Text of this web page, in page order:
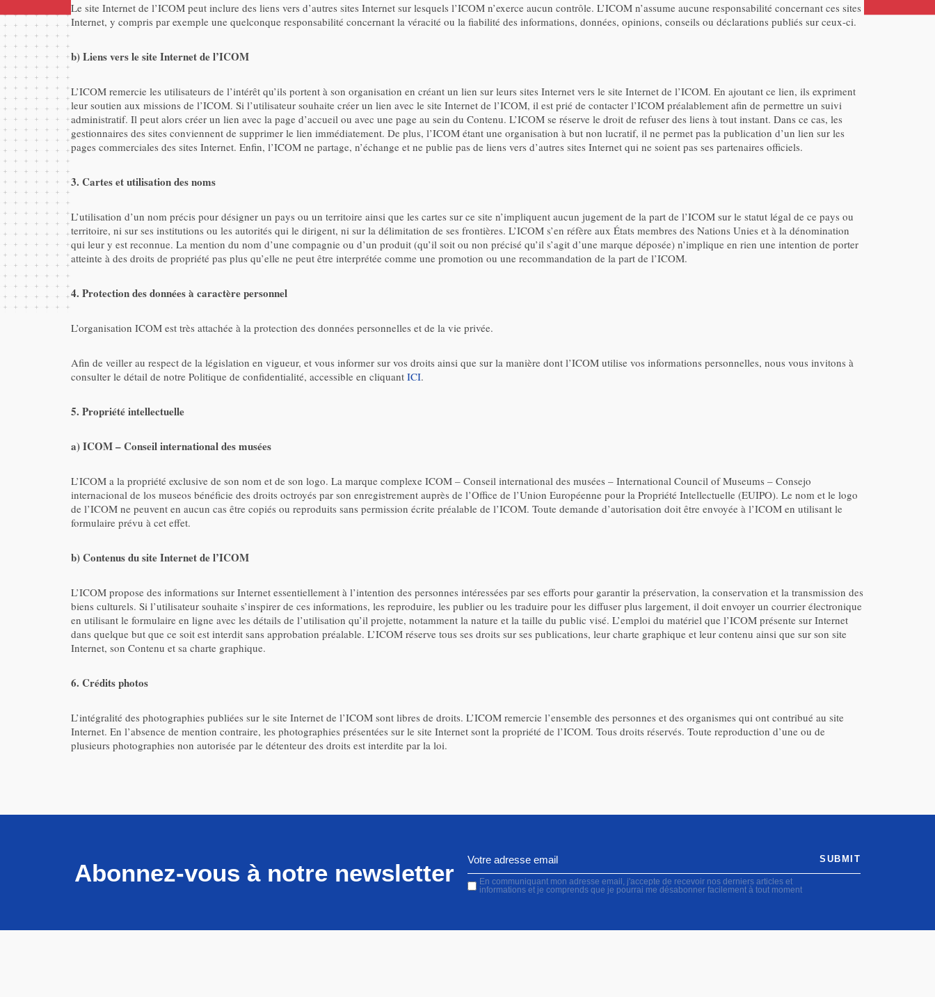
Le site Internet de l’ICOM peut inclure des liens vers d’autres sites Internet sur lesquels l’ICOM n’exerce aucun contrôle. L’ICOM n’assume aucune responsabilité concernant ces sites
Internet, y compris par exemple une quelconque responsabilité concernant la véracité ou la fiabilité des informations, données, opinions, conseils ou déclarations publiés sur ceux-ci.
b) Liens vers le site Internet de l’ICOM
L’ICOM remercie les utilisateurs de l’intérêt qu’ils portent à son organisation en créant un lien sur leurs sites Internet vers le site Internet de l’ICOM. En ajoutant ce lien, ils expriment
leur soutien aux missions de l’ICOM. Si l’utilisateur souhaite créer un lien avec le site Internet de l’ICOM, il est prié de contacter l’ICOM préalablement afin de permettre un suivi
administratif. Il peut alors créer un lien avec la page d’accueil ou avec une page au sein du Contenu. L’ICOM se réserve le droit de refuser des liens à tout instant. Dans ce cas, les
gestionnaires des sites conviennent de supprimer le lien immédiatement. De plus, l’ICOM étant une organisation à but non lucratif, il ne permet pas la publication d’un lien sur les
pages commerciales des sites Internet. Enfin, l’ICOM ne partage, n’échange et ne publie pas de liens vers d’autres sites Internet qui ne soient pas ses partenaires officiels.
3. Cartes et utilisation des noms
L’utilisation d’un nom précis pour désigner un pays ou un territoire ainsi que les cartes sur ce site n’impliquent aucun jugement de la part de l’ICOM sur le statut légal de ce pays ou
territoire, ni sur ses institutions ou les autorités qui le dirigent, ni sur la délimitation de ses frontières. L’ICOM s’en réfère aux États membres des Nations Unies et à la dénomination
qui leur y est reconnue. La mention du nom d’une compagnie ou d’un produit (qu’il soit ou non précisé qu’il s’agit d’une marque déposée) n’implique en rien une intention de porter
atteinte à des droits de propriété pas plus qu’elle ne peut être interprétée comme une promotion ou une recommandation de la part de l’ICOM.
4. Protection des données à caractère personnel
L’organisation ICOM est très attachée à la protection des données personnelles et de la vie privée.
Afin de veiller au respect de la législation en vigueur, et vous informer sur vos droits ainsi que sur la manière dont l’ICOM utilise vos informations personnelles, nous vous invitons à
consulter le détail de notre Politique de confidentialité, accessible en cliquant ICI.
5. Propriété intellectuelle
a) ICOM – Conseil international des musées
L’ICOM a la propriété exclusive de son nom et de son logo. La marque complexe ICOM – Conseil international des musées – International Council of Museums – Consejo
internacional de los museos bénéficie des droits octroyés par son enregistrement auprès de l’Office de l’Union Européenne pour la Propriété Intellectuelle (EUIPO). Le nom et le logo
de l’ICOM ne peuvent en aucun cas être copiés ou reproduits sans permission écrite préalable de l’ICOM. Toute demande d’autorisation doit être envoyée à l’ICOM en utilisant le
formulaire prévu à cet effet.
b) Contenus du site Internet de l’ICOM
L’ICOM propose des informations sur Internet essentiellement à l’intention des personnes intéressées par ses efforts pour garantir la préservation, la conservation et la transmission des
biens culturels. Si l’utilisateur souhaite s’inspirer de ces informations, les reproduire, les publier ou les traduire pour les diffuser plus largement, il doit envoyer un courrier électronique
en utilisant le formulaire en ligne avec les détails de l’utilisation qu’il projette, notamment la nature et la taille du public visé. L’emploi du matériel que l’ICOM présente sur Internet
dans quelque but que ce soit est interdit sans approbation préalable. L’ICOM réserve tous ses droits sur ses publications, leur charte graphique et leur contenu ainsi que sur son site
Internet, son Contenu et sa charte graphique.
6. Crédits photos
L’intégralité des photographies publiées sur le site Internet de l’ICOM sont libres de droits. L’ICOM remercie l’ensemble des personnes et des organismes qui ont contribué au site
Internet. En l’absence de mention contraire, les photographies présentées sur le site Internet sont la propriété de l’ICOM. Tous droits réservés. Toute reproduction d’une ou de
plusieurs photographies non autorisée par le détenteur des droits est interdite par la loi.
Abonnez-vous à notre newsletter
En communiquant mon adresse email, j'accepte de recevoir nos derniers articles et
informations et je comprends que je pourrai me désabonner facilement à tout moment
SUBMIT